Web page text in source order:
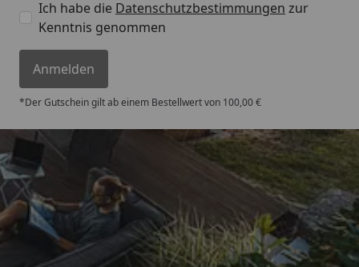
Ich habe die Datenschutzbestimmungen zur
Kenntnis genommen
Anmelden
*Der Gutschein gilt ab einem Bestellwert von 100,00 €
Trusted Shops
4,67/ 5